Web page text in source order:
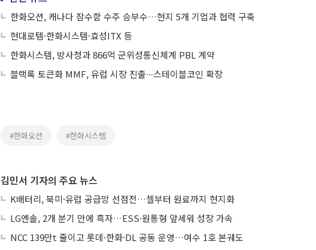
한화오션, 캐나다 잠수함 수주 승부수…현지 5개 기업과 협력 구축
현대로템·한화시스템·효성ITX 등
한화시스템, 방사청과 866억 군위성통신체계 PBL 계약
블랙록 토큰화 MMF, 유럽 시장 진출∙∙∙스테이블코인 확장
#한화오션 #한화시스템
김민서 기자의 주요 뉴스
K배터리, 북미·유럽 공급망 선점전…셀부터 원료까지 현지화
LG엔솔, 2개 분기 만에 흑자…ESS·원통형 앞세워 성장 가속
NCC 139만t 줄이고 롯데·한화·DL 공동 운영…여수 1호 본궤도